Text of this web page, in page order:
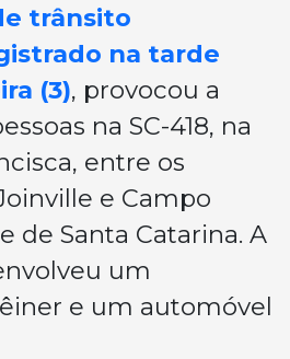
trânsito
na tarde
(3), provocou a
na SC-418, na
entre os
e Campo
de Santa Catarina. A
um
e um automóvel